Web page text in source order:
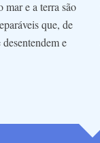
mar e a terra são
que, de
e